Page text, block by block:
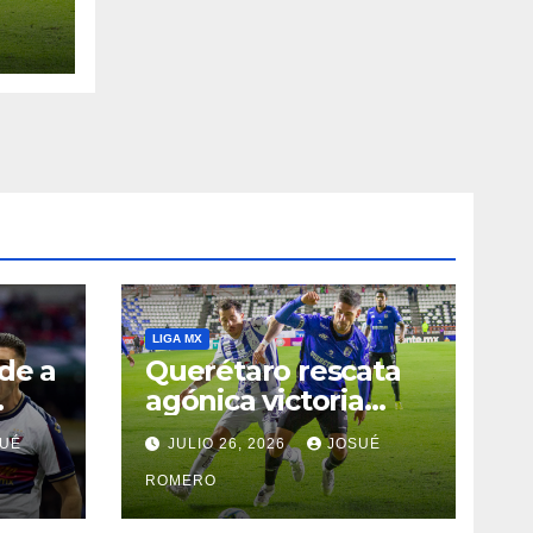
a
LIGA MX
Querétaro rescata
agónica victoria
ante Pachuca
JULIO 26, 2026 JOSUÉ
ROMERO